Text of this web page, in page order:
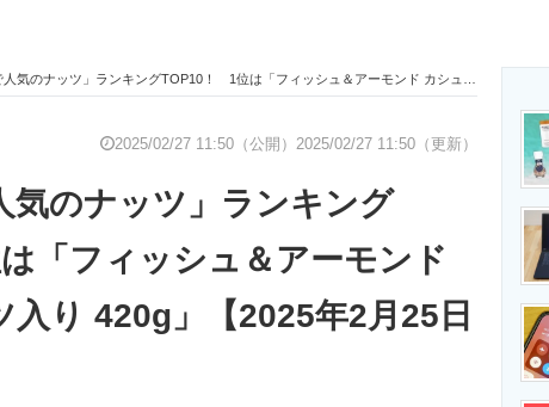
経営リーダーのコミ
製造業のIT導入・活
エネルギーの専門
ナッツ」ランキングTOP10！ 1位は「フィッシュ＆アーモンド カシューナッツ入り 420g」【2025年2月25日時点】
2025/02/27 11:50（公開） 2025/02/27 11:50（更新）
気のナッツ」ランキング
「フィッシュ＆アーモンド
入り 420g」【2025年2月25日